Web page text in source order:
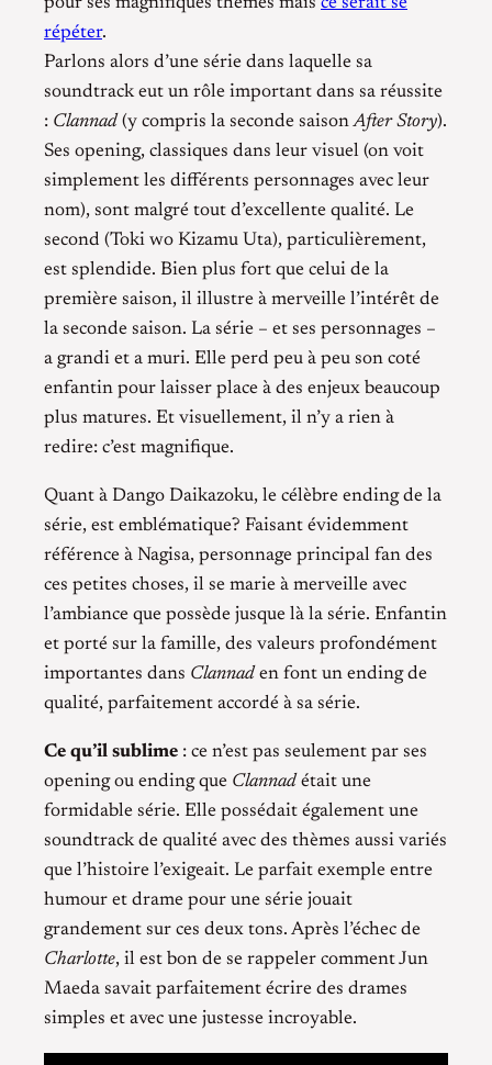
répéter.
Parlons alors d’une série dans laquelle sa
soundtrack eut un rôle important dans sa réussite
: Clannad (y compris la seconde saisonAfter Story).
Ses opening, classiques dans leur visuel (on voit
simplement les différents personnages avec leur
nom), sont malgré tout d’excellente qualité. Le
second (Toki wo Kizamu Uta), particulièrement,
est splendide. Bien plus fort que celui de la
première saison, il illustre à merveille l’intérêt de
la seconde saison. La série – et ses personnages –
a grandi et a muri. Elle perd peu à peu son coté
enfantin pour laisser place à des enjeux beaucoup
plus matures. Et visuellement, il n’y a rien à
redire: c’est magnifique.
Quant à Dango Daikazoku, le célèbre ending de la
série, est emblématique? Faisant évidemment
référence à Nagisa, personnage principal fan des
ces petites choses, il se marie à merveille avec
l’ambiance que possède jusque là la série. Enfantin
et porté sur la famille, des valeurs profondément
importantes dans Clannad en font un ending de
qualité, parfaitement accordé à sa série.
Ce qu’il sublime : ce n’est pas seulement par ses
opening ou ending que Clannad était une
formidable série. Elle possédait également une
soundtrack de qualité avec des thèmes aussi variés
que l’histoire l’exigeait. Le parfait exemple entre
humour et drame pour une série jouait
grandement sur ces deux tons. Après l’échec de
Charlotte, il est bon de se rappeler comment Jun
Maeda savait parfaitement écrire des drames
simples et avec une justesse incroyable.